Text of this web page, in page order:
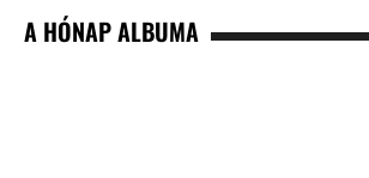
A HÓNAP ALBUMA